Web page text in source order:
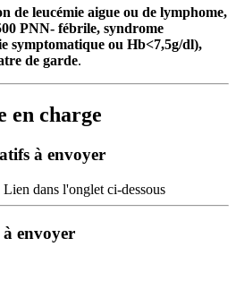
de leucémie aigue ou de lymphome,
PNN- fébrile, syndrome
symptomatique ou Hb<7,5g/dl),
de garde.
en charge
à envoyer
dans l'onglet ci-dessous
envoyer